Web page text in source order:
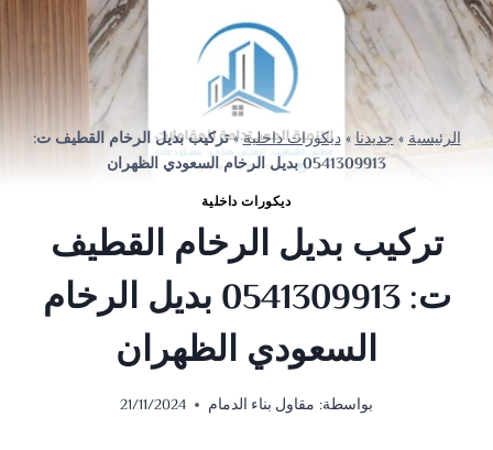
الرئيسية»جديدنا»ديكورات داخلية»تركيب بديل الرخام القطيف ت:
0541309913 بديل الرخام السعودي الظهران
ديكورات داخلية
تركيب بديل الرخام القطيف
ت: 0541309913 بديل الرخام
السعودي الظهران
بواسطة: مقاول بناء الدمام 21/11/2024